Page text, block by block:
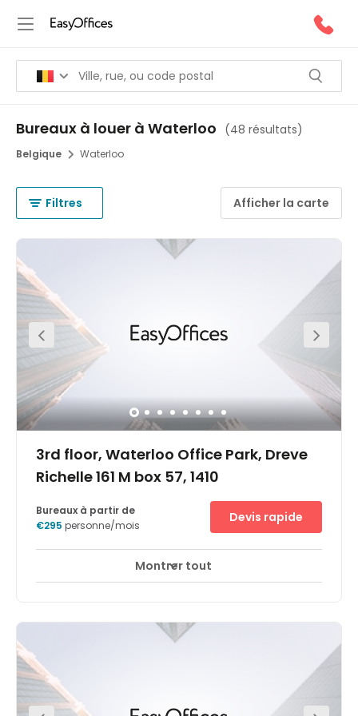
Bureaux à louer à Waterloo (48 résultats)
Belgique Waterloo
Filtres Afficher la carte
3rd floor, Waterloo Office Park, Dreve
Richelle 161 M box 57, 1410
Salon d'affaires
Bruxelles. Le quartier accueille diverses entreprises
spécialisées dans les secteurs du bâtiment, de
Bruxelles est facilement accessible en voiture (30
minutes) ou par bus.Waterloo Business Park propose un
cadre vert agrémenté de superbes fontaines et jets d'eau
où les bâtiments se fondent harmonieusement au
Bureaux à partir de
€295 personne/mois
Devis rapide
Montrer tout